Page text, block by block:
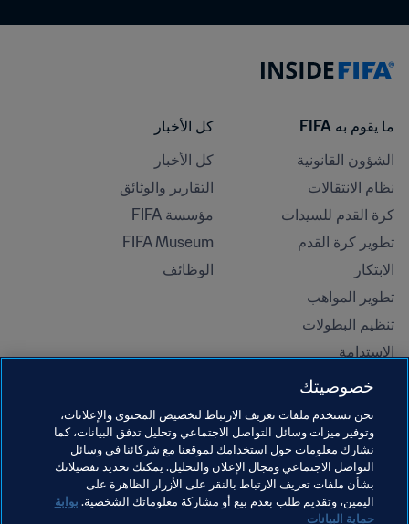
ما يقوم به FIFA
الشؤون القانونية
نظام الانتقالات
كرة القدم للسيدات
تطوير كرة القدم
الابتكار
تطوير المواهب
تنظيم البطولات
الاستدامة
حقوق الإنسان ومناهضة التمييز
المبادرات التعليمية
كل الأخبار
كل الأخبار
التقارير والوثائق
مؤسسة FIFA
FIFA Museum
الوظائف
خصوصيتك
نحن نستخدم ملفات تعريف الارتباط لتخصيص المحتوى والإعلانات،
وتوفير ميزات وسائل التواصل الاجتماعي وتحليل تدفق البيانات، كما
نشارك معلومات حول استخدامك لموقعنا مع شركائنا في وسائل
التواصل الاجتماعي ومجال الإعلان والتحليل. يمكنك تحديد تفضيلاتك
بشأن ملفات تعريف الارتباط بالنقر على الأزرار الظاهرة على
اليمين، وتقديم طلب بعدم بيع أو مشاركة معلوماتك الشخصية. بوابة
حماية البيانات